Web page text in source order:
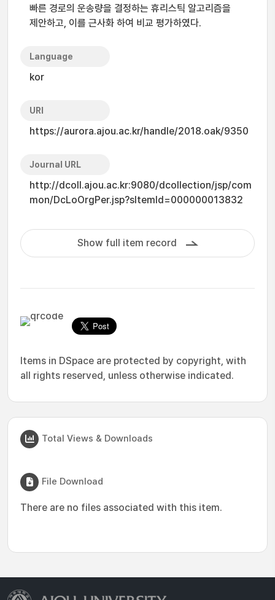
빠른 경로의 운송량을 결정하는 휴리스틱 알고리즘을
제안하고, 이를 근사화 하여 비교 평가하였다.
Language
kor
URI
https://aurora.ajou.ac.kr/handle/2018.oak/9350
Journal URL
http://dcoll.ajou.ac.kr:9080/dcollection/jsp/com
mon/DcLoOrgPer.jsp?sItemId=000000013832
Show full item record
Items in DSpace are protected by copyright, with
all rights reserved, unless otherwise indicated.
Total Views & Downloads
File Download
There are no files associated with this item.